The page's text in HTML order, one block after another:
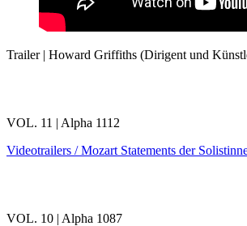
Trailer | Howard Griffiths (Dirigent und
VOL. 11 | Alpha 1112
Videotrailers / Mozart Statements der
VOL. 10 | Alpha 1087